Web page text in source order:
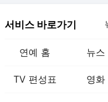
서비스 바로가기
연예 홈 뉴스
TV 편성표 영화